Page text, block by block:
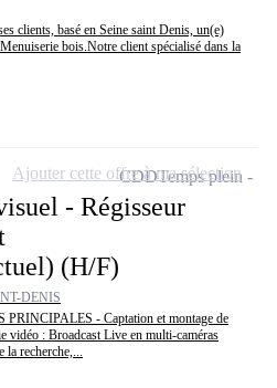
clients, basé en Seine saint Denis, un(e)
bois.Notre client spécialisé dans la
- Régisseur
(H/F)
DENIS
- Captation et montage de
vidéo : Broadcast Live en multi-caméras
la recherche,...
CDDTemps plein
Ajouter cette offre à ma sélection